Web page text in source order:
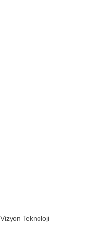
Vizyon Teknoloji